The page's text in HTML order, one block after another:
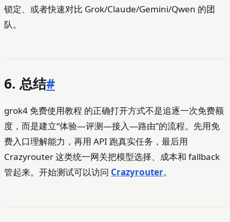
锁定、或者快速对比 Grok/Claude/Gemini/Qwen 的团
队。
6. 总结#
grok4 免费使用教程 的正确打开方式不是追逐一次免费额
度，而是建立“体验—评测—接入—路由”的流程。先用免
费入口理解能力，再用 API 跑真实任务，最后用
Crazyrouter 这类统一网关把模型选择、成本和 fallback
管起来。开始测试可以访问 Crazyrouter。